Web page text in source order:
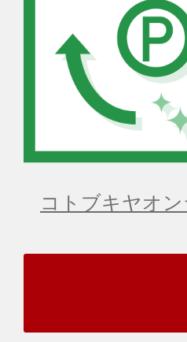
コトブキヤオ